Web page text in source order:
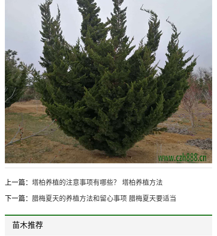
上一篇： 塔柏养植的注意事项有哪些？ 塔柏养植方法
下一篇： 腊梅夏天的养植方法和留心事项 腊梅夏天要适当
苗木推荐